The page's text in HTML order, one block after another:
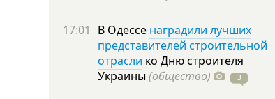
17:01 В Одессе наградили лучших
представителей строительной
отрасли ко Дню строителя
Украины (общество) 3